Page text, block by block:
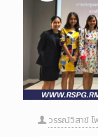
วรรณ์วิสาข์